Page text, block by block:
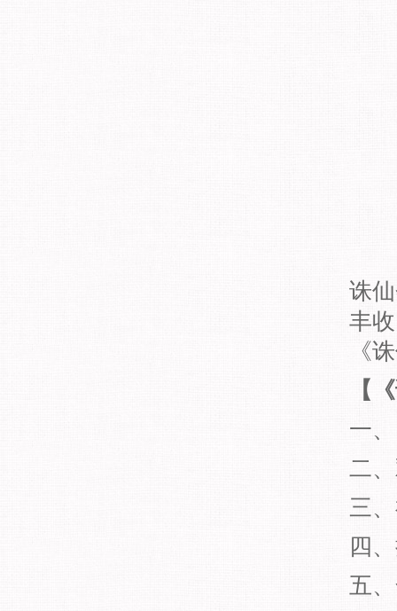
诛
丰
《
【
一
二
三
四
五